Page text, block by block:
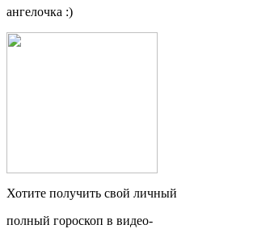
ангелочка :)
Хотите получить свой личный
полный гороскоп в видео-